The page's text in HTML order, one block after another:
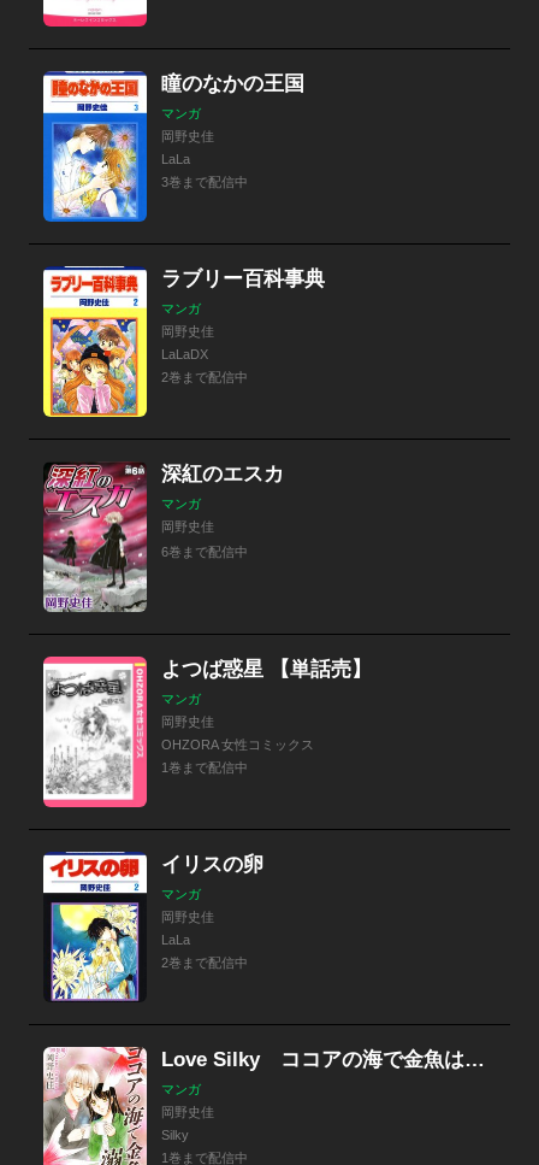
瞳のなかの王国
マンガ
岡野史佳
LaLa
3巻まで配信中
ラブリー百科事典
マンガ
岡野史佳
LaLaDX
2巻まで配信中
深紅のエスカ
マンガ
岡野史佳
6巻まで配信中
よつば惑星 【単話売】
マンガ
岡野史佳
OHZORA 女性コミックス
1巻まで配信中
イリスの卵
マンガ
岡野史佳
LaLa
2巻まで配信中
Love Silky ココアの海で金魚は溺れる
マンガ
岡野史佳
Silky
1巻まで配信中